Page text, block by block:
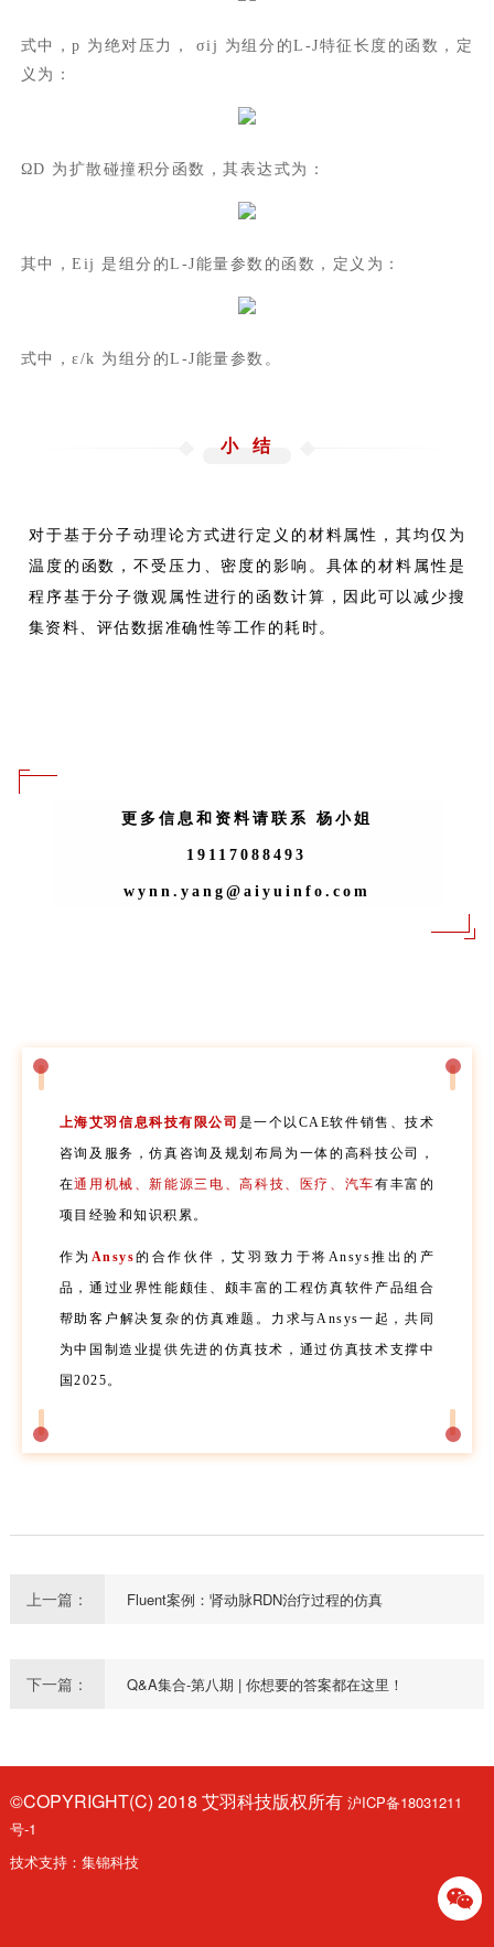
式中，p 为绝对压力， σij 为组分的L-J特征长度的函数，定
义为：
ΩD 为扩散碰撞积分函数，其表达式为：
其中，Eij 是组分的L-J能量参数的函数，定义为：
式中，ε/k 为组分的L-J能量参数。
小 结
对于基于分子动理论方式进行定义的材料属性，其均仅为
温度的函数，不受压力、密度的影响。具体的材料属性是
程序基于分子微观属性进行的函数计算，因此可以减少搜
集资料、评估数据准确性等工作的耗时。
更多信息和资料请联系 杨小姐
19117088493
wynn.yang@aiyuinfo.com
上海艾羽信息科技有限公司 是一个以CAE软件销售、技术
咨询及服务，仿真咨询及规划布局为一体的高科技公司，
在通用机械、新能源三电、高科技、医疗、汽车有丰富的
项目经验和知识积累。
作为 Ansys的合作伙伴，艾羽致力于将Ansys推出的产
品，通过业界性能颇佳、颇丰富的工程仿真软件产品组合
帮助客户解决复杂的仿真难题。力求与Ansys一起，共同
为中国制造业提供先进的仿真技术，通过仿真技术支撑中
国2025。
上一篇： Fluent案例：肾动脉RDN治疗过程的仿真
下一篇： Q&A集合-第八期 | 你想要的答案都在这里！
©COPYRIGHT(C) 2018 艾羽科技版权所有 沪ICP备18031211
号-1
技术支持： 集锦科技